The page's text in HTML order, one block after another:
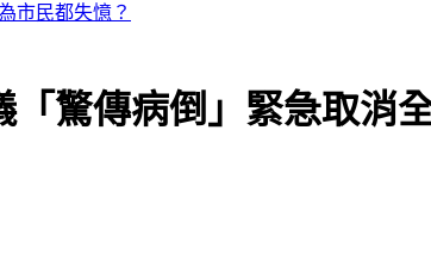
市民都失憶？
驚傳病倒」緊急取消